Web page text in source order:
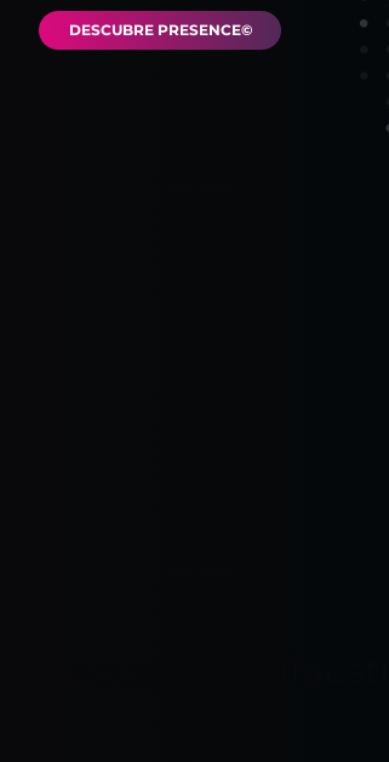
DESCUBRE PRESENCE©